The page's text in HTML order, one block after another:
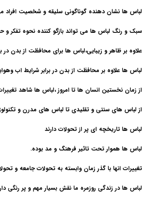
لباس ها نشان دهنده گوناگونی سلیقه و شخصیت افراد
سبک و رنگ لباس ها می تواند بازگو کننده نحوه تفکر و
علاوه بر ظاهر و زیبایی،لباس ها برای محافظت از بدن
لباس ها علاوه بر محافظت از بدن در برابر شرایط اب
از زمان نخستین انسان ها تا امروز ،لباس ها شاهد
از لباس های سنتی و تقلیدی تا لباس های مدرن و
لباس ها تاریخچه ای پر از تحولات دارند
لباس ها هموار تحت تاثیر فرهنگ و مد بوده.
تغییرات انها با گذر زمان وابسته به تحولات جامعه و
لباس ها در زندگی روزمره ما نقش بسیار مهم و پر رنگی